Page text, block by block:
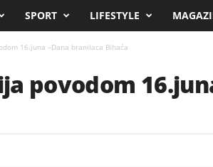
SPORT LIFESTYLE
16.juna –Dana branilaca Bihaća
povodom